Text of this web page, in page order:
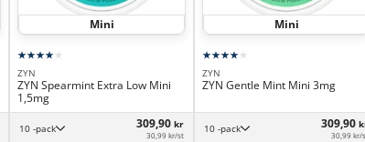
Mini
ZYN
ZYN Spearmint Extra Low Mini
1,5mg
10 -pack 309,90 kr
30,99 kr/st
Mini
ZYN
ZYN Gentle Mint Mini 3mg
10 -pack 309,90
30,99 kr/